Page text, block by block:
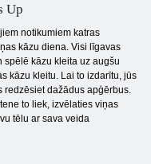
Up
notikumiem katras
kāzu diena. Visi līgavas
spēlē kāzu kleita uz augšu
kāzu kleitu. Lai to izdarītu, jūs
redzēsiet dažādus apģērbus.
to liek, izvēlaties viņas
tēlu ar sava veida